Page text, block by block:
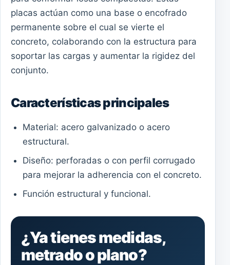
placas actúan como una base o encofrado
permanente sobre el cual se vierte el
concreto, colaborando con la estructura para
soportar las cargas y aumentar la rigidez del
conjunto.
Características principales
Material: acero galvanizado o acero
estructural.
Diseño: perforadas o con perfil corrugado
para mejorar la adherencia con el concreto.
Función estructural y funcional.
¿Ya tienes medidas,
metrado o plano?